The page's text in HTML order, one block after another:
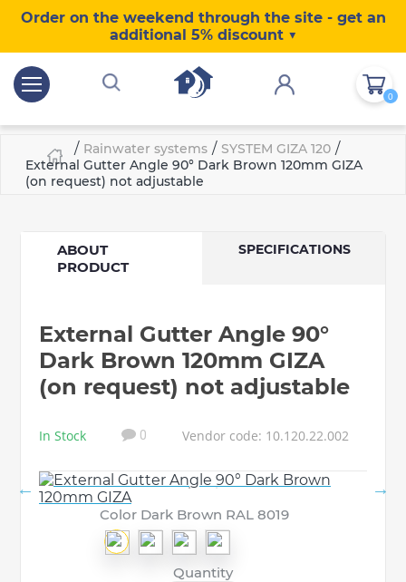
Order on the weekend through the site - get an
additional 5% discount ▼
0
/ Rainwater systems / SYSTEM GIZA 120 /
External Gutter Angle 90° Dark Brown 120mm GIZA
(on request) not adjustable
ABOUT
PRODUCT
SPECIFICATIONS
External Gutter Angle 90°
Dark Brown 120mm GIZA
(on request) not adjustable
In Stock 0 Vendor code: 10.120.22.002
Color Dark Brown RAL 8019
Quantity